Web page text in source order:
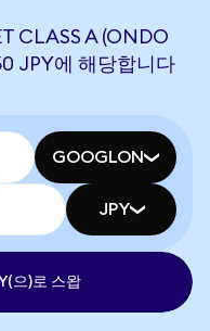
CLASS A (ONDO
JPY에 해당합니다
GOOGLON
JPY
으)로 스왑